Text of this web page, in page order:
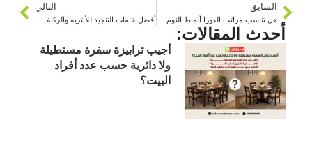
السابق التالي
أحدث المقالات:
أجيب ترابيزة سفرة مستطيلة
ولا دائرية حسب عدد أفراد
البيت؟